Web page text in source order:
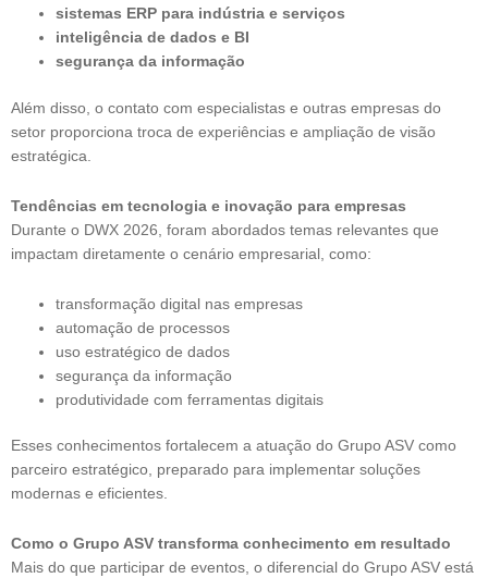
sistemas ERP para indústria e serviços
inteligência de dados e BI
segurança da informação
Além disso, o contato com especialistas e outras empresas do
setor proporciona troca de experiências e ampliação de visão
estratégica.
Tendências em tecnologia e inovação para empresas
Durante o DWX 2026, foram abordados temas relevantes que
impactam diretamente o cenário empresarial, como:
transformação digital nas empresas
automação de processos
uso estratégico de dados
segurança da informação
produtividade com ferramentas digitais
Esses conhecimentos fortalecem a atuação do Grupo ASV como
parceiro estratégico, preparado para implementar soluções
modernas e eficientes.
Como o Grupo ASV transforma conhecimento em resultado
Mais do que participar de eventos, o diferencial do Grupo ASV está